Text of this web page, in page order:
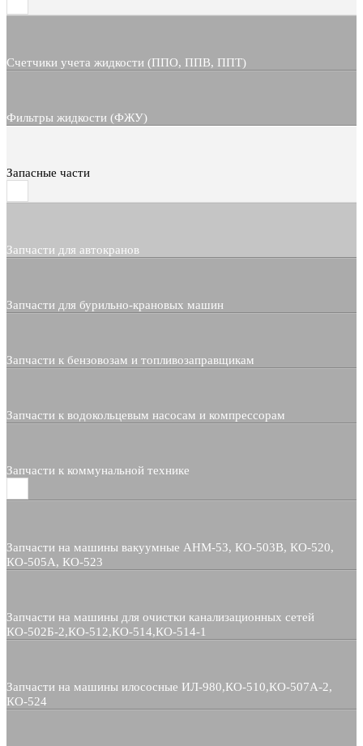
Счетчики учета жидкости (ППО, ППВ, ППТ)
Фильтры жидкости (ФЖУ)
Запасные части
Запчасти для автокранов
Запчасти для бурильно-крановых машин
Запчасти к бензовозам и топливозаправщикам
Запчасти к водокольцевым насосам и компрессорам
Запчасти к коммунальной технике
Запчасти на машины вакуумные АНМ-53, КО-503В, КО-520,
КО-505А, КО-523
Запчасти на машины для очистки канализационных сетей
КО-502Б-2,КО-512,КО-514,КО-514-1
Запчасти на машины илососные ИЛ-980,КО-510,КО-507А-2,
КО-524